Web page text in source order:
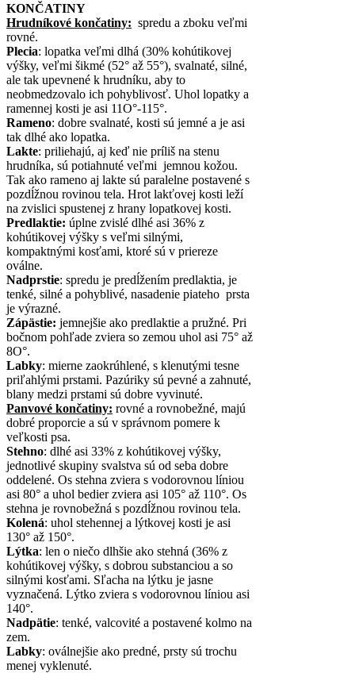
KONČATINY
Hrudníkové končatiny: spredu a zboku veľmi
rovné.
Plecia: lopatka veľmi dlhá (30% kohútikovej
výšky, veľmi šikmé (52° až 55°), svalnaté, silné,
ale tak upevnené k hrudníku, aby to
neobmedzovalo ich pohyblivosť. Uhol lopatky a
ramennej kosti je asi 11O°-115°.
Rameno: dobre svalnaté, kosti sú jemné a je asi
tak dlhé ako lopatka.
Lakte: priliehajú, aj keď nie príliš na stenu
hrudníka, sú potiahnuté veľmi jemnou kožou.
Tak ako rameno aj lakte sú paralelne postavené s
pozdĺžnou rovinou tela. Hrot lakťovej kosti leží
na zvislici spustenej z hrany lopatkovej kosti.
Predlaktie: úplne zvislé dlhé asi 36% z
kohútikovej výšky s veľmi silnými,
kompaktnými kosťami, ktoré sú v priereze
oválne.
Nadprstie: spredu je predĺžením predlaktia, je
tenké, silné a pohyblivé, nasadenie piateho prsta
je výrazné.
Zápästie: jemnejšie ako predlaktie a pružné. Pri
bočnom pohľade zviera so zemou uhol asi 75° až
8O°.
Labky: mierne zaokrúhlené, s klenutými tesne
priľahlými prstami. Pazúriky sú pevné a zahnuté,
blany medzi prstami sú dobre vyvinuté.
Panvové končatiny: rovné a rovnobežné, majú
dobré proporcie a sú v správnom pomere k
veľkosti psa.
Stehno: dlhé asi 33% z kohútikovej výšky,
jednotlivé skupiny svalstva sú od seba dobre
oddelené. Os stehna zviera s vodorovnou líniou
asi 80° a uhol bedier zviera asi 105° až 110°. Os
stehna je rovnobežná s pozdĺžnou rovinou tela.
Kolená: uhol stehennej a lýtkovej kosti je asi
130° až 150°.
Lýtka: len o niečo dlhšie ako stehná (36% z
kohútikovej výšky, s dobrou substanciou a so
silnými kosťami. Sľacha na lýtku je jasne
vyznačená. Lýtko zviera s vodorovnou líniou asi
140°.
Nadpätie: tenké, valcovité a postavené kolmo na
zem.
Labky: oválnejšie ako predné, prsty sú trochu
menej vyklenuté.